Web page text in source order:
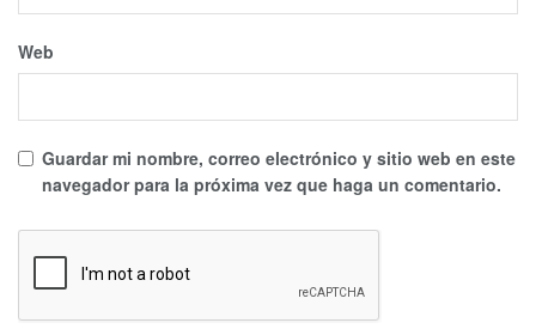
Web
Guardar mi nombre, correo electrónico y sitio web en este
navegador para la próxima vez que haga un comentario.